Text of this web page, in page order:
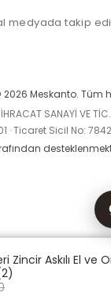
medyada takip
Meskanto. Tüm
SANAYİ VE
· Ticaret Sicil No:
Zincir Askılı El ve